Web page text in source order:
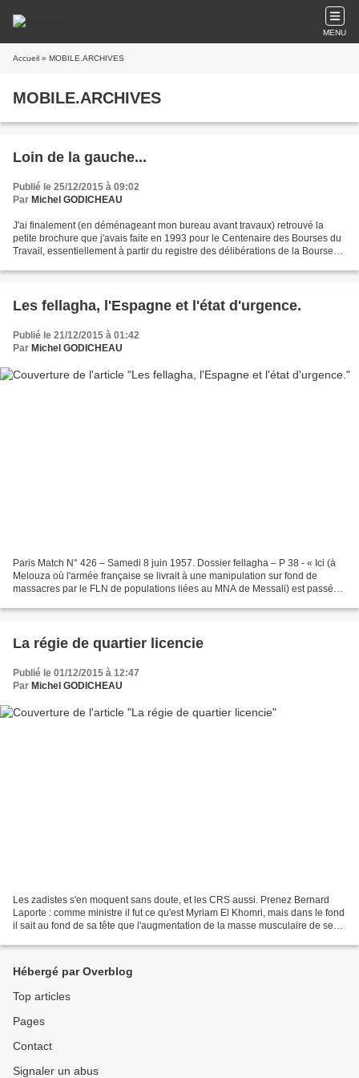
MENU
Accueil » MOBILE.ARCHIVES
MOBILE.ARCHIVES
Loin de la gauche...
Publié le 25/12/2015 à 09:02
Par Michel GODICHEAU
J'ai finalement (en déménageant mon bureau avant travaux) retrouvé la
petite brochure que j'avais faite en 1993 pour le Centenaire des Bourses du
Travail, essentiellement à partir du registre des délibérations de la Bourse
Les fellagha, l'Espagne et l'état d'urgence.
Publié le 21/12/2015 à 01:42
Par Michel GODICHEAU
Paris Match N° 426 – Samedi 8 juin 1957. Dossier fellagha – P 38 - « Ici (à
Melouza où l'armée française se livrait à une manipulation sur fond de
massacres par le FLN de populations liées au MNA de Messali) est passée
La régie de quartier licencie
Publié le 01/12/2015 à 12:47
Par Michel GODICHEAU
Les zadistes s'en moquent sans doute, et les CRS aussi. Prenez Bernard
Laporte : comme ministre il fut ce qu'est Myriam El Khomri, mais dans le fond
il sait au fond de sa tête que l'augmentation de la masse musculaire de ses
Hébergé par Overblog
Top articles
Pages
Contact
Signaler un abus